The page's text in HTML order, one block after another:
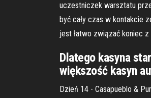
uczestniczek warsztatu
być cały czas w kontakcie
jest łatwo związać koniec
Dlatego kasyna
większość kasyn
Dzień 14 - Casapueblo &